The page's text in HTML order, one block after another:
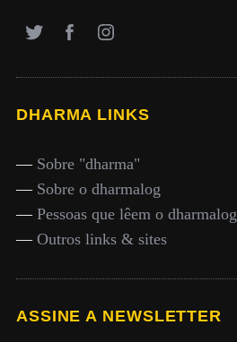
DHARMA LINKS
— Sobre "dharma"
— Sobre o dharmalog
— Pessoas que lêem o dharmalog
— Outros links & sites
ASSINE A NEWSLETTER